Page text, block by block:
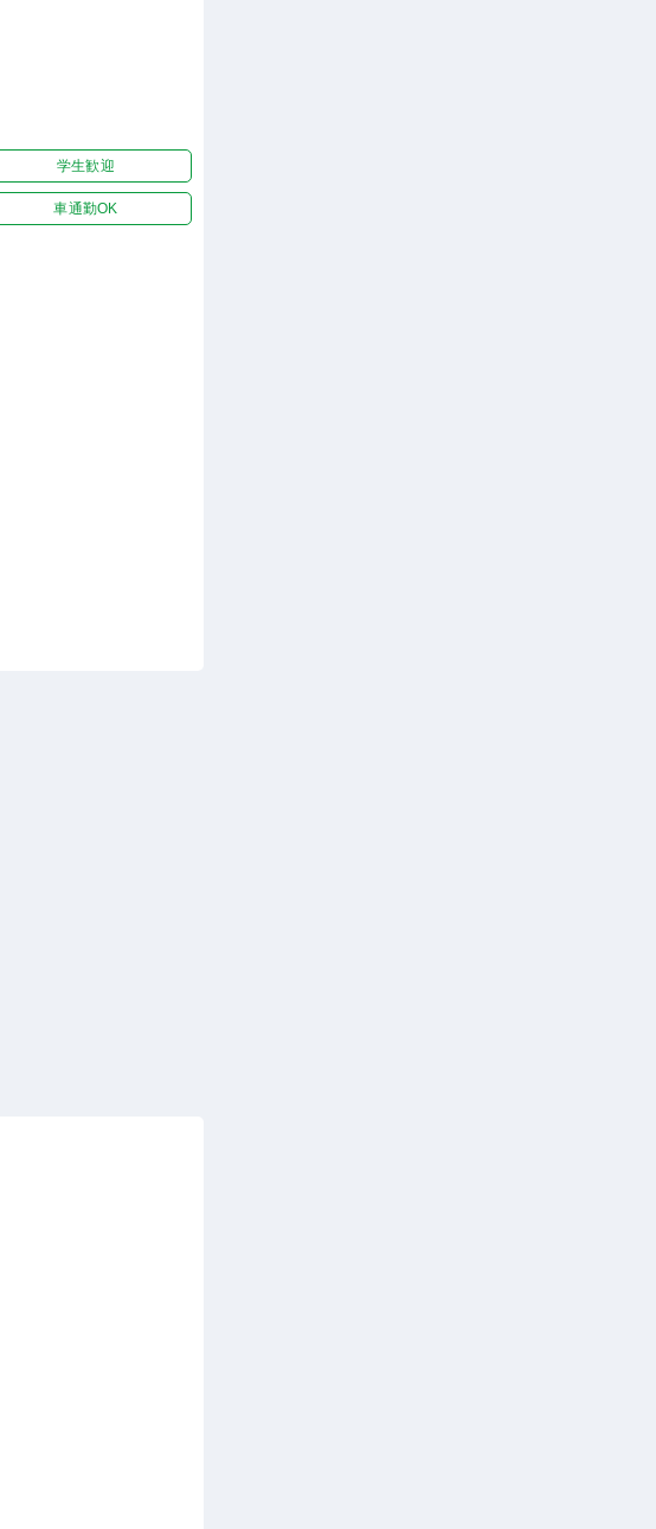
学生歓迎
車通勤OK